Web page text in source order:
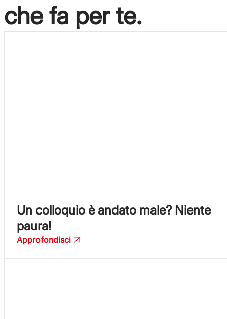
che fa per te.
Un colloquio è andato male? Niente
paura!
Approfondisci